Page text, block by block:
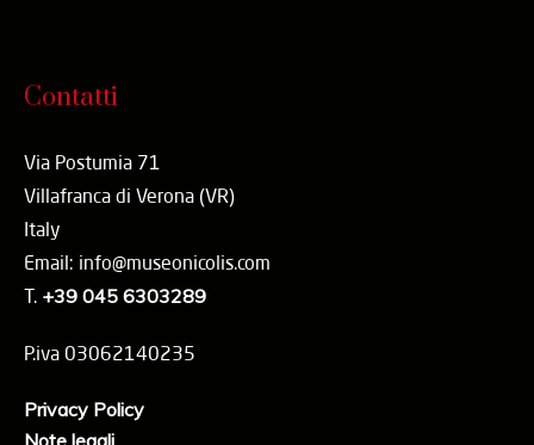
Contatti
Via Postumia 71
Villafranca di Verona (VR)
Italy
Email: info@museonicolis.com
T. +39 045 6303289
P.iva 03062140235
Privacy Policy